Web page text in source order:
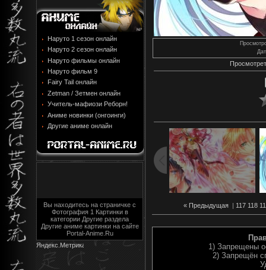
Наруто 1 сезон онлайн
Наруто 2 сезон онлайн
Наруто фильмы онлайн
Наруто фильм 9
Fairy Tail онлайн
Zetman / Зетмен онлайн
Учитель-мафиози Реборн!
Аниме новинки (онгоинги)
Другие аниме онлайн
Вы находитесь на страничке с
Фотография 1 Картинки в
категории Другие раздела
Другие аниме картинки на сайте
Portal-Anime.Ru
« Предыдущая| 117 118
1) Запрещены
2) Запрещён